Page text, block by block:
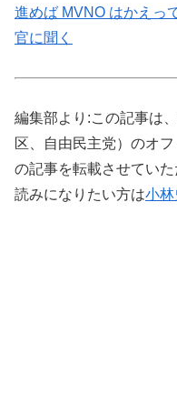
進めば MVNO はかえっ
官に聞く
編集部より:この記事は
区、自由民主党）のオ
の記事を転載させてい
読みになりたい方は小